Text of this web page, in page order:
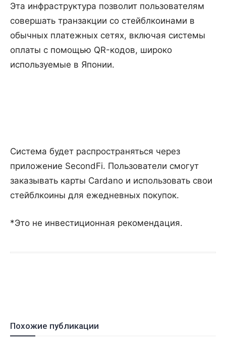
Эта инфраструктура позволит пользователям
совершать транзакции со стейблкоинами в
обычных платежных сетях, включая системы
оплаты с помощью QR-кодов, широко
используемые в Японии.
Система будет распространяться через
приложение SecondFi. Пользователи смогут
заказывать карты Cardano и использовать свои
стейблкоины для ежедневных покупок.
*Это не инвестиционная рекомендация.
Похожие публикации